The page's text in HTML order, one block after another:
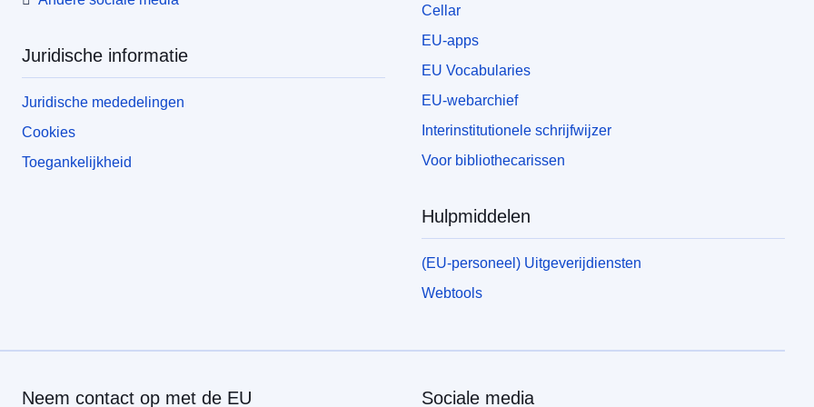
Juridische informatie
Juridische mededelingen
Cookies
Toegankelijkheid
Cellar
EU-apps
EU Vocabularies
EU-webarchief
Interinstitutionele schrijfwijzer
Voor bibliothecarissen
Hulpmiddelen
(EU-personeel) Uitgeverijdiensten
Webtools
Neem contact op met de EU Sociale media